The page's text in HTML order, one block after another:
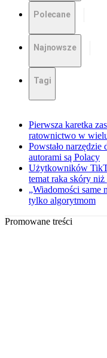
Polecane
Najnowsze
Tagi
Pierwsza karetka
ratownictwo w
Powstało
autorami są Polacy
Użytkowników
temat raka skóry niż
„Wiadomości same
tylko algorytmom
Promowane treści